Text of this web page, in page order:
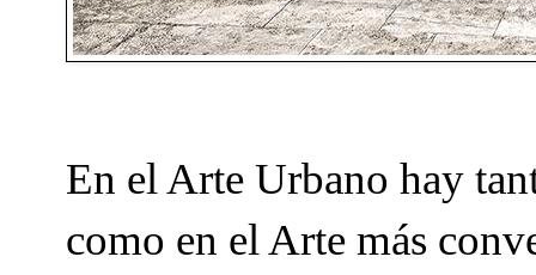
En el Arte Urbano hay
como en el Arte más